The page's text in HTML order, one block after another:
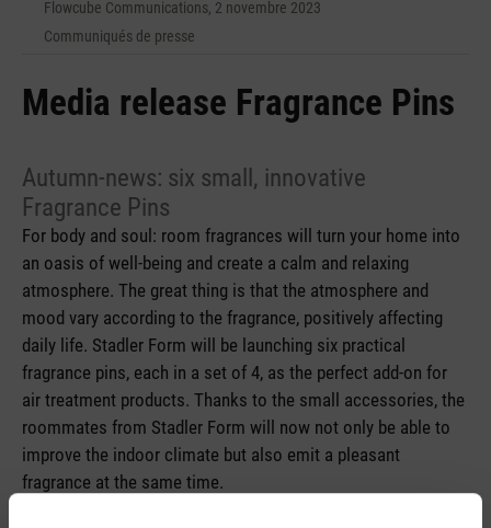
Flowcube Communications, 2 novembre 2023
Communiqués de presse
Media release Fragrance Pins
Autumn-news: six small, innovative
Fragrance Pins
For body and soul: room fragrances will turn your home into
an oasis of well-being and create a calm and relaxing
atmosphere. The great thing is that the atmosphere and
mood vary according to the fragrance, positively affecting
daily life. Stadler Form will be launching six practical
fragrance pins, each in a set of 4, as the perfect add-on for
air treatment products. Thanks to the small accessories, the
roommates from Stadler Form will now not only be able to
improve the indoor climate but also emit a pleasant
fragrance at the same time.